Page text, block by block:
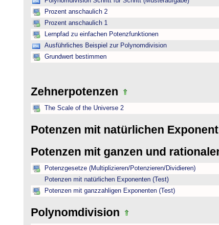
Prozent anschaulich 2
Prozent anschaulich 1
Lernpfad zu einfachen Potenzfunktionen
Ausführliches Beispiel zur Polynomdivision
Grundwert bestimmen
Zehnerpotenzen
The Scale of the Universe 2
Potenzen mit natürlichen
Potenzen mit ganzen und
Potenzgesetze (Multiplizieren/Potenzieren/Dividieren)
Potenzen mit natürlichen Exponenten (Test)
Potenzen mit ganzzahligen Exponenten (Test)
Polynomdivision